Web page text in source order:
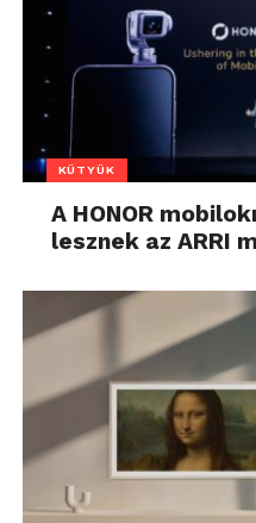
KÜTYÜK
A HONOR
lesznek az ARRI